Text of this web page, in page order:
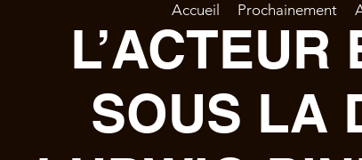
Accueil Prochainement
SOUS LA